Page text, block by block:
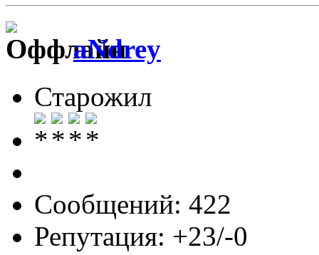
aNdrey
Старожил
Сообщений: 422
Репутация: +23/-0